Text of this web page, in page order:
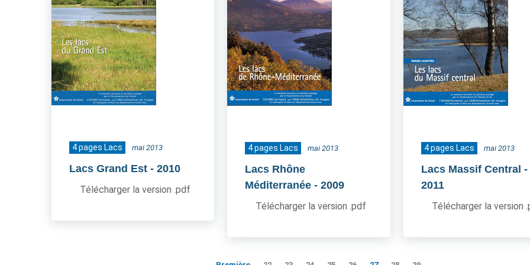
4 pages Lacs mai 2013
Lacs Grand Est - 2010
Télécharger la version .pdf
4 pages Lacs mai 2013
Lacs Rhône
Méditerranée - 2009
Télécharger la version .pdf
4 pages Lacs mai 2013
Lacs Massif Central -
2011
Télécharger la version